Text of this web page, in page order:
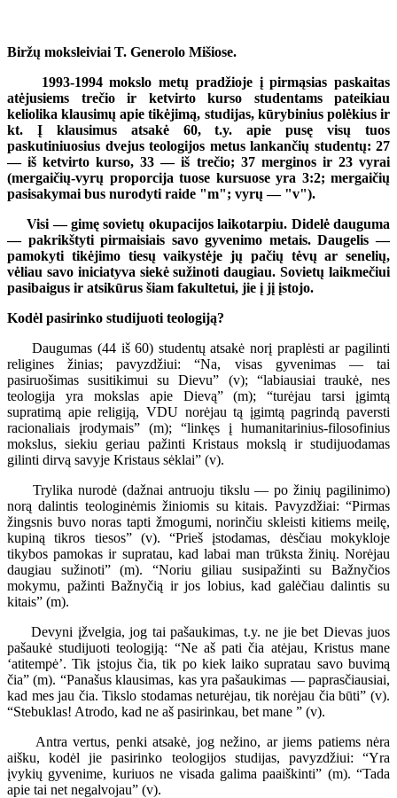
Biržų moksleiviai T. Generolo Mišiose.
1993-1994 mokslo metų pradžioje į pirmąsias paskaitas
atėjusiems trečio ir ketvirto kurso studentams pateikiau
keliolika klausimų apie tikėjimą, studijas, kūrybinius polėkius ir
kt. Į klausimus atsakė 60, t.y. apie pusę visų tuos
paskutiniuosius dvejus teologijos metus lankančių studentų: 27
— iš ketvirto kurso, 33 — iš trečio; 37 merginos ir 23 vyrai
(mergaičių-vyrų proporcija tuose kursuose yra 3:2; mergaičių
pasisakymai bus nurodyti raide "m"; vyrų — "v").
Visi — gimę sovietų okupacijos laikotarpiu. Didelė dauguma
— pakrikštyti pirmaisiais savo gyvenimo metais. Daugelis —
pamokyti tikėjimo tiesų vaikystėje jų pačių tėvų ar senelių,
vėliau savo iniciatyva siekė sužinoti daugiau. Sovietų laikmečiui
pasibaigus ir atsikūrus šiam fakultetui, jie į jį įstojo.
Kodėl pasirinko studijuoti teologiją?
Daugumas (44 iš 60) studentų atsakė norį praplėsti ar pagilinti
religines žinias; pavyzdžiui: “Na, visas gyvenimas — tai
pasiruošimas susitikimui su Dievu” (v); “labiausiai traukė, nes
teologija yra mokslas apie Dievą” (m); “turėjau tarsi įgimtą
supratimą apie religiją, VDU norėjau tą įgimtą pagrindą paversti
racionaliais įrodymais” (m); “linkęs į humanitarinius-filosofinius
mokslus, siekiu geriau pažinti Kristaus mokslą ir studijuodamas
gilinti dirvą savyje Kristaus sėklai” (v).
Trylika nurodė (dažnai antruoju tikslu — po žinių pagilinimo)
norą dalintis teologinėmis žiniomis su kitais. Pavyzdžiai: “Pirmas
žingsnis buvo noras tapti žmogumi, norinčiu skleisti kitiems meilę,
kupiną tikros tiesos” (v). “Prieš įstodamas, dėsčiau mokykloje
tikybos pamokas ir supratau, kad labai man trūksta žinių. Norėjau
daugiau sužinoti” (m). “Noriu giliau susipažinti su Bažnyčios
mokymu, pažinti Bažnyčią ir jos lobius, kad galėčiau dalintis su
kitais” (m).
Devyni įžvelgia, jog tai pašaukimas, t.y. ne jie bet Dievas juos
pašaukė studijuoti teologiją: “Ne aš pati čia atėjau, Kristus mane
‘atitempė’. Tik įstojus čia, tik po kiek laiko supratau savo buvimą
čia” (m). “Panašus klausimas, kas yra pašaukimas — paprasčiausiai,
kad mes jau čia. Tikslo stodamas neturėjau, tik norėjau čia būti” (v).
“Stebuklas! Atrodo, kad ne aš pasirinkau, bet mane ” (v).
Antra vertus, penki atsakė, jog nežino, ar jiems patiems nėra
aišku, kodėl jie pasirinko teologijos studijas, pavyzdžiui: “Yra
įvykių gyvenime, kuriuos ne visada galima paaiškinti” (m). “Tada
apie tai net negalvojau” (v).